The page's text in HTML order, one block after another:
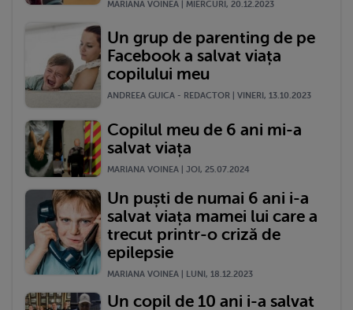
MARIANA VOINEA | MIERCURI, 20.12.2023
Un grup de parenting de pe
Facebook a salvat viața
copilului meu
ANDREEA GUICA - REDACTOR | VINERI, 13.10.2023
Copilul meu de 6 ani mi-a
salvat viața
MARIANA VOINEA | JOI, 25.07.2024
Un puști de numai 6 ani i-a
salvat viața mamei lui care a
trecut printr-o criză de
epilepsie
MARIANA VOINEA | LUNI, 18.12.2023
Un copil de 10 ani i-a salvat